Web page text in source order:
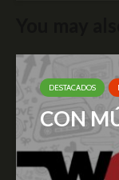
DESTACADOS
CON